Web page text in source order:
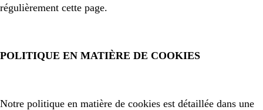
régulièrement cette page.
POLITIQUE EN MATIÈRE DE COOKIES
Notre politique en matière de cookies est détaillée dans une